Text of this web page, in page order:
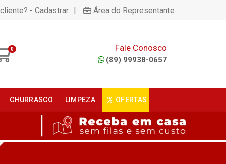
- Cadastrar | Área do Representante
0 Fale Conosco
(89) 99938-0657
CHURRASCO LIMPEZA OFERTAS